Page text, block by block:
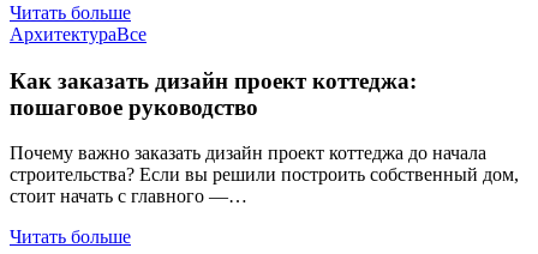
Читать больше
АрхитектураВсе
Как заказать дизайн проект коттеджа:
пошаговое руководство
Почему важно заказать дизайн проект коттеджа до начала
строительства? Если вы решили построить собственный дом,
стоит начать с главного —…
Читать больше